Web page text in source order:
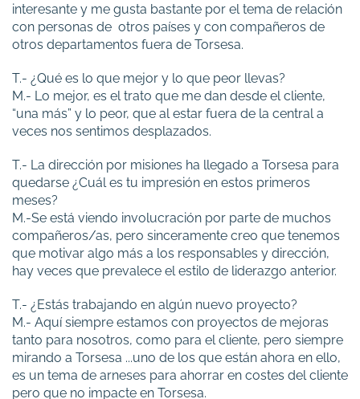
interesante y me gusta bastante por el tema de relación
con personas de otros países y con compañeros de
otros departamentos fuera de Torsesa.
T.- ¿Qué es lo que mejor y lo que peor llevas?
M.- Lo mejor, es el trato que me dan desde el cliente,
“una más” y lo peor, que al estar fuera de la central a
veces nos sentimos desplazados.
T.- La dirección por misiones ha llegado a Torsesa para
quedarse ¿Cuál es tu impresión en estos primeros
meses?
M.-Se está viendo involucración por parte de muchos
compañeros/as, pero sinceramente creo que tenemos
que motivar algo más a los responsables y dirección,
hay veces que prevalece el estilo de liderazgo anterior.
T.- ¿Estás trabajando en algún nuevo proyecto?
M.- Aquí siempre estamos con proyectos de mejoras
tanto para nosotros, como para el cliente, pero siempre
mirando a Torsesa ...uno de los que están ahora en ello,
es un tema de arneses para ahorrar en costes del cliente
pero que no impacte en Torsesa.